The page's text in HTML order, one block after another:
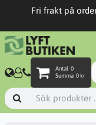
Fri frakt på
Antal 0
Summa 0 kr